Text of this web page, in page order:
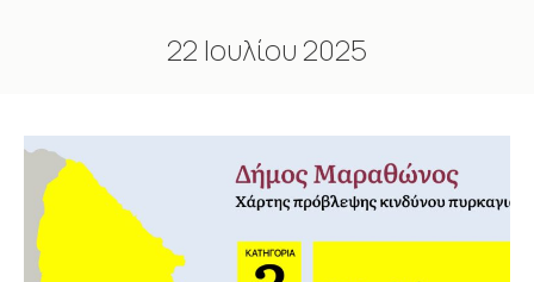
22 Ιουλίου 2025